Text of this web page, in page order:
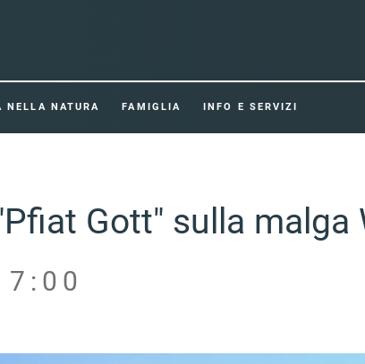
NELLA NATURA FAMIGLIA INFO E SERVIZI
Gott" sulla malga